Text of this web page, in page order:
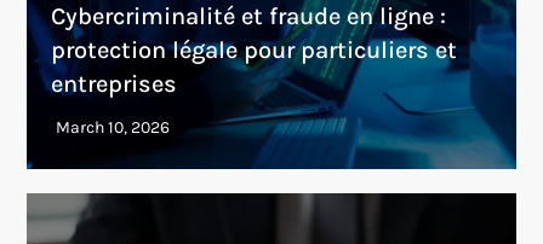
Cybercriminalité et fraude en ligne :
protection légale pour particuliers et
entreprises